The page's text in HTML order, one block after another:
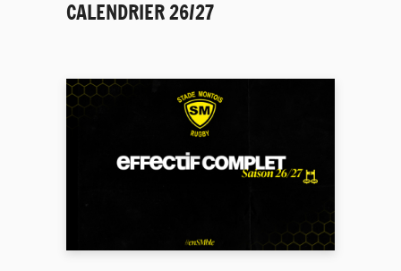
CALENDRIER 26/27